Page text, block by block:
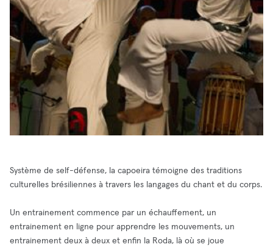
Système de self-défense, la capoeira témoigne des traditions
culturelles brésiliennes à travers les langages du chant et du corps.
Un entrainement commence par un échauffement, un
entrainement en ligne pour apprendre les mouvements, un
entrainement deux à deux et enfin la Roda, là où se joue